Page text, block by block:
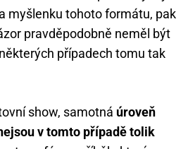
myšlenku tohoto formátu, pak
pravděpodobně neměl být
případech tomu tak
show, samotná úroveň
v tomto případě tolik